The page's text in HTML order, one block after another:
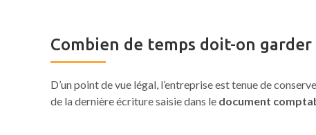
Combien de temps doit-on
D’un point de vue légal, l’entreprise est tenue de
de la dernière écriture saisie dans le document